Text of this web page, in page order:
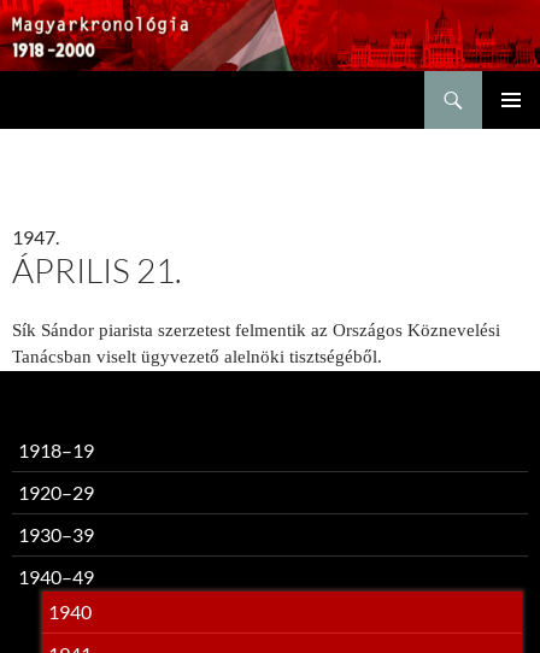
1947.
ÁPRILIS 21.
Sík Sándor piarista szerzetest felmentik az Országos Köznevelési
Tanácsban viselt ügyvezető alelnöki tisztségéből.
1918–19
1920–29
1930–39
1940–49
1940